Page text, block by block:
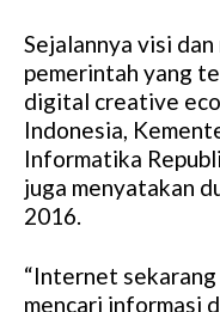
Sejalannya visi
pemerintah yang
digital creative
Indonesia,
Informatika
juga menyatakan
2016.
“Internet
mencari informasi